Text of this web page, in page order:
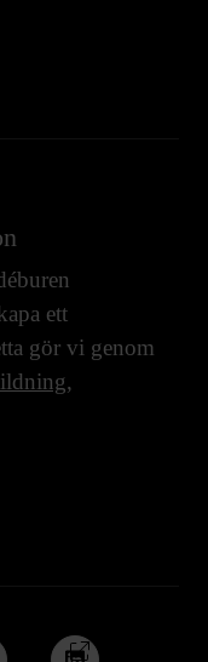
ett
gör vi genom
,
Följ